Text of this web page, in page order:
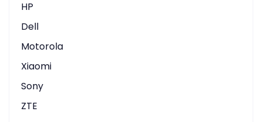
HP
Dell
Motorola
Xiaomi
Sony
ZTE